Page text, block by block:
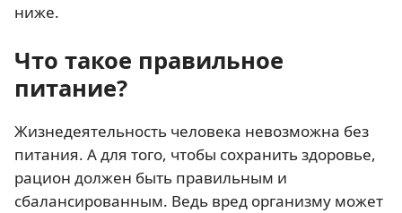
ниже.
Что такое правильное
питание?
Жизнедеятельность человека невозможна без
питания. А для того, чтобы сохранить здоровье,
рацион должен быть правильным и
сбалансированным. Ведь вред организму может